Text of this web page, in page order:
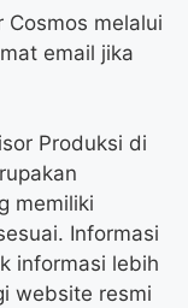
melalui
email jika
Produksi di
memiliki
Informasi
informasi lebih
website resmi